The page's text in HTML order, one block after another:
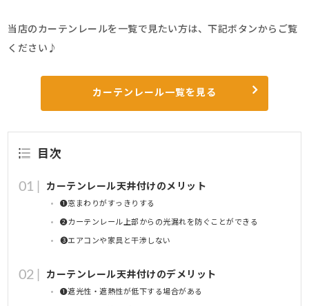
当店のカーテンレールを一覧で見たい方は、下記ボタンからご覧
ください♪
カーテンレール一覧を見る
目次
カーテンレール天井付けのメリット
➊窓まわりがすっきりする
➋カーテンレール上部からの光漏れを防ぐことができる
➌エアコンや家具と干渉しない
カーテンレール天井付けのデメリット
➊遮光性・遮熱性が低下する場合がある